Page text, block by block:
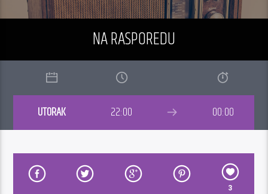
NA RASPOREDU
UTORAK 22:00 00:00
3